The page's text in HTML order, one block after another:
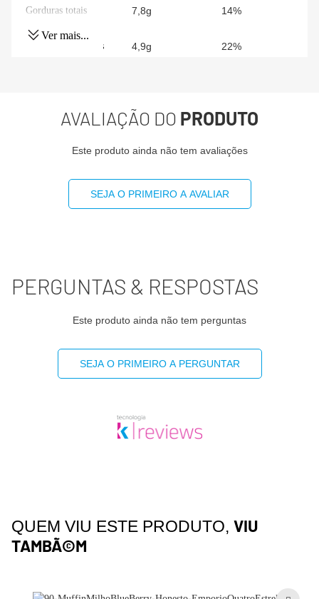
Gorduras totais 7,8g 14%
Gorduras Saturadas 4,9g 22%
ou 8400 kj. Seus valores podem maiores ou menores
(**) valor diário não estabelecido.
Ver mais...
AVALIAÇÃO DO PRODUTO
Este produto ainda não tem avaliações
SEJA O PRIMEIRO A AVALIAR
PERGUNTAS & RESPOSTAS
Este produto ainda não tem perguntas
SEJA O PRIMEIRO A PERGUNTAR
QUEM VIU ESTE PRODUTO, VIU
TAMBÃ©M